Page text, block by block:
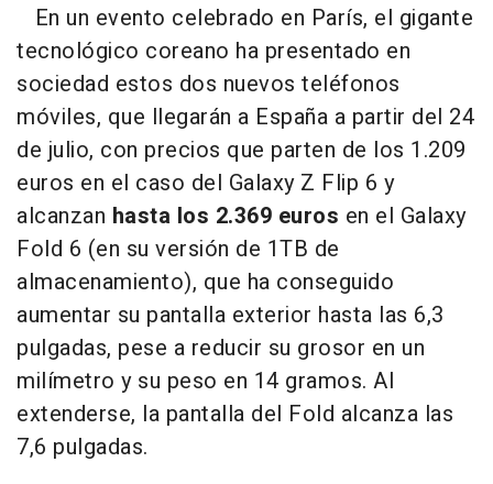
En un evento celebrado en París, el gigante
tecnológico coreano ha presentado en
sociedad estos dos nuevos teléfonos
móviles, que llegarán a España a partir del 24
de julio, con precios que parten de los 1.209
euros en el caso del Galaxy Z Flip 6 y
alcanzan hasta los 2.369 euros en el Galaxy
Fold 6 (en su versión de 1TB de
almacenamiento), que ha conseguido
aumentar su pantalla exterior hasta las 6,3
pulgadas, pese a reducir su grosor en un
milímetro y su peso en 14 gramos. Al
extenderse, la pantalla del Fold alcanza las
7,6 pulgadas.